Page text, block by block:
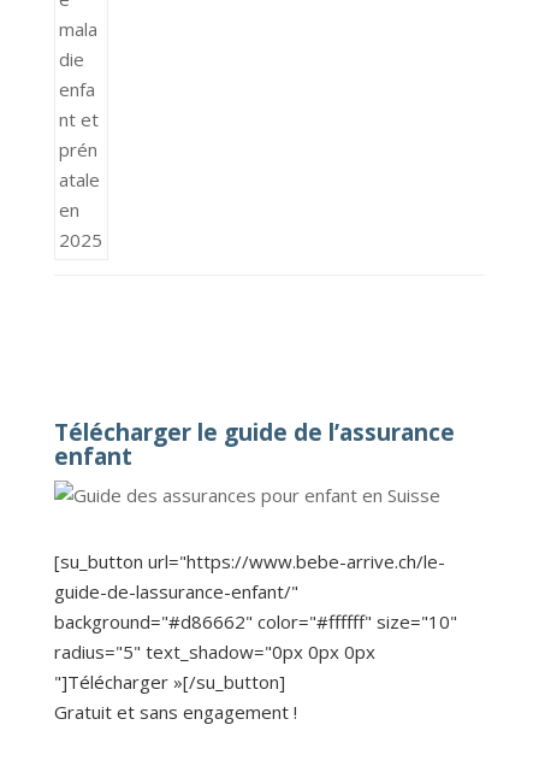
Télécharger le guide de l’assurance
enfant
[su_button url="https://www.bebe-arrive.ch/le-
guide-de-lassurance-enfant/"
background="#d86662" color="#ffffff" size="10"
radius="5" text_shadow="0px 0px 0px
"]Télécharger »[/su_button]
Gratuit et sans engagement !